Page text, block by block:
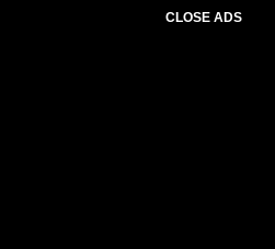
CLOSE ADS